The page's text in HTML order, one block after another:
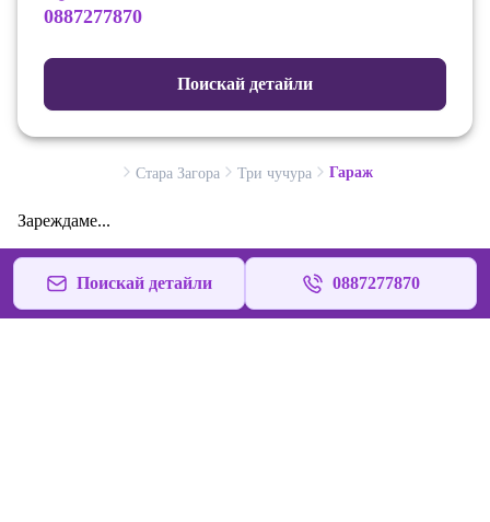
0887277870
Поискай детайли
Стара Загора Три чучура Гараж
Зареждаме...
Поискай детайли 0887277870